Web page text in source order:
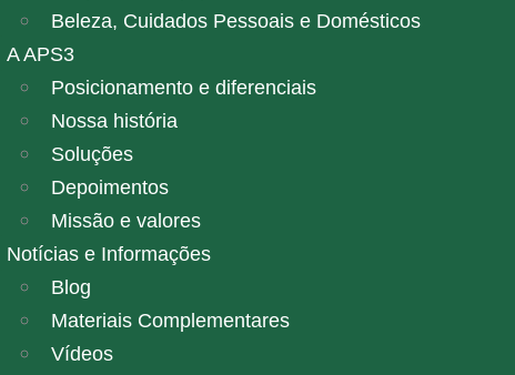
Beleza, Cuidados Pessoais e Domésticos
A APS3
Posicionamento e diferenciais
Nossa história
Soluções
Depoimentos
Missão e valores
Notícias e Informações
Blog
Materiais Complementares
Vídeos